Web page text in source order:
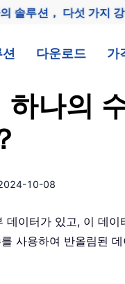
솔루션， 다섯 가지
다운로드 가
하나의
10-08
데이터가 있고, 이 데
사용하여 반올림된